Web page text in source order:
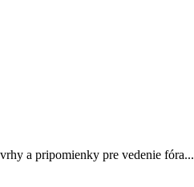
a pripomienky pre vedenie fóra...